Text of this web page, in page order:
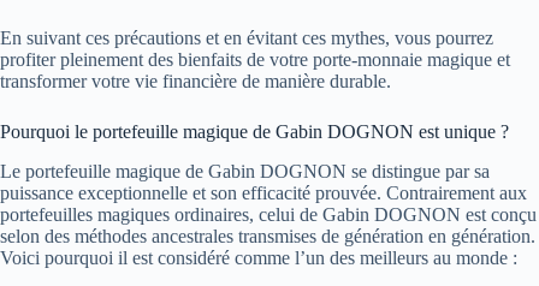
En suivant ces précautions et en évitant ces mythes, vous pourrez
profiter pleinement des bienfaits de votre porte-monnaie magique et
transformer votre vie financière de manière durable.
Pourquoi le portefeuille magique de Gabin DOGNON est unique ?
Le portefeuille magique de Gabin DOGNON se distingue par sa
puissance exceptionnelle et son efficacité prouvée. Contrairement aux
portefeuilles magiques ordinaires, celui de Gabin DOGNON est conçu
selon des méthodes ancestrales transmises de génération en génération.
Voici pourquoi il est considéré comme l’un des meilleurs au monde :